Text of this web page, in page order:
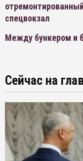
спецвокзал
Между бункером и
Сейчас на